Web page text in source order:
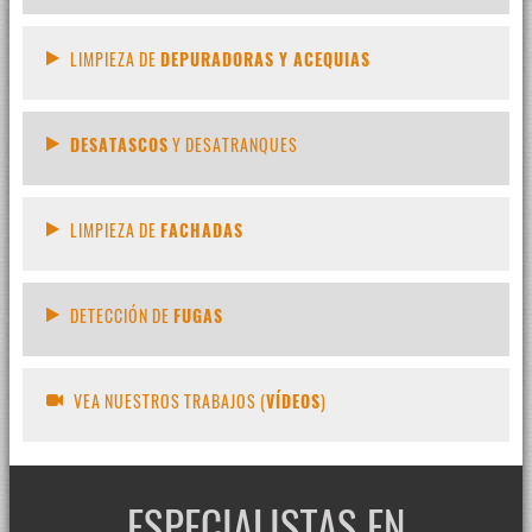
LIMPIEZA DEDEPURADORAS Y ACEQUIAS
DESATASCOSY DESATRANQUES
LIMPIEZA DEFACHADAS
DETECCIÓN DEFUGAS
VEA NUESTROS TRABAJOS (VÍDEOS)